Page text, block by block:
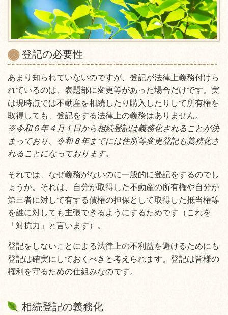
登記の必要性
あまり知られていないのですが、登記が法律上義務付けら
れているのは、表題部に変更等があった場合だけです。実
は現時点では不動産を相続したり購入したりして所有権を
取得しても、登記をする法律上の義務はありません。
※令和６年４月１日から相続登記は義務化されることが決
まっており、令和８年までには住所等変更登記も義務化さ
れることになっております。
それでは、なぜ義務がないのに一般的に登記をするのでし
ょうか。それは、自分が取得した不動産の所有権や自分が
第三者に対して有する債権の担保として取得した抵当権等
を誰に対しても主張できるようにするためです（これを
「対抗力」と言います）。
登記をしないことによる法律上の不利益を避けるためにも
登記は確実にしておくべきと考えられます。登記は皆様の
権利を守るための仕組みなのです。
相続登記の義務化